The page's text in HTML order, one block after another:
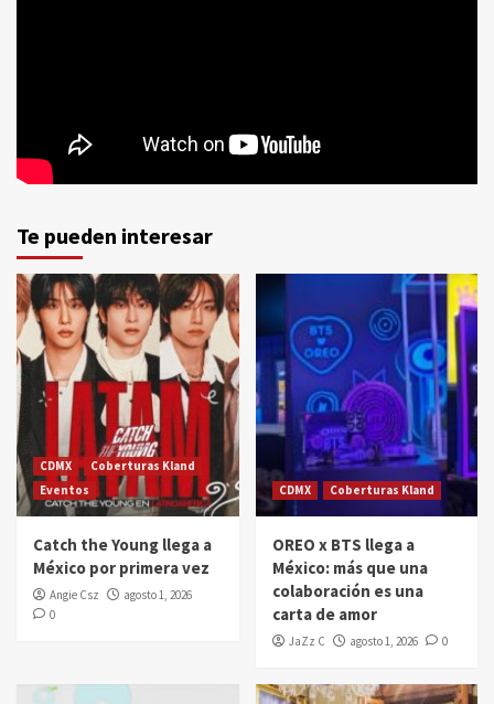
Te pueden interesar
CDMX
Coberturas Kland
Eventos
Catch the Young llega a
México por primera vez
Angie Csz
agosto 1, 2026
0
CDMX Coberturas Kland
OREO x BTS llega a
México: más que una
colaboración es una
carta de amor
JaZz C agosto 1, 2026 0